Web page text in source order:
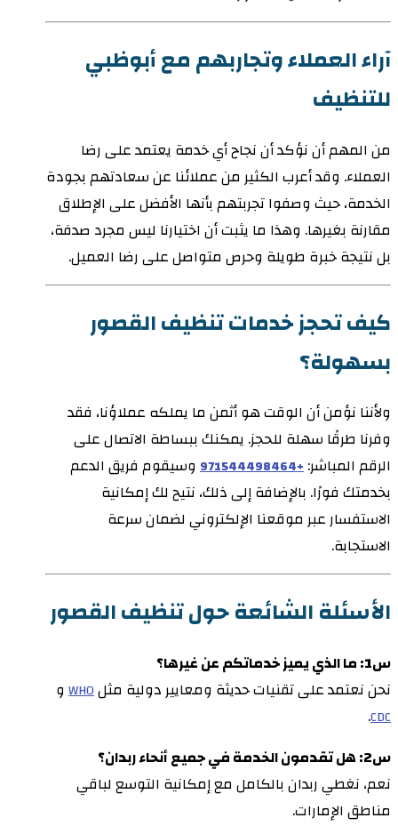
آراء العملاء وتجاربهم مع أبوظبي
للتنظيف
من المهم أن نؤكد أن نجاح أي خدمة يعتمد على رضا
العملاء. وقد أعرب الكثير من عملائنا عن سعادتهم بجودة
الخدمة، حيث وصفوا تجربتهم بأنها الأفضل على الإطلاق
مقارنة بغيرها. وهذا ما يثبت أن اختيارنا ليس مجرد صدفة،
بل نتيجة خبرة طويلة وحرص متواصل على رضا العميل.
كيف تحجز خدمات تنظيف القصور
بسهولة؟
ولأننا نؤمن أن الوقت هو أثمن ما يملكه عملاؤنا، فقد
وفرنا طرقًا سهلة للحجز. يمكنك ببساطة الاتصال على
الرقم المباشر:+971544498464
وسيقوم فريق الدعم
بخدمتك فورًا. بالإضافة إلى ذلك، نتيح لك إمكانية
الاستفسار عبر موقعنا الإلكتروني لضمان سرعة
الاستجابة.
الأسئلة الشائعة حول تنظيف القصور
س1: ما الذي يميز خدماتكم عن غيرها؟
نحن نعتمد على تقنيات حديثة ومعايير دولية مثلWHO و
CDC
.
س2: هل تقدمون الخدمة في جميع أنحاء ربدان؟
نعم، نغطي ربدان بالكامل مع إمكانية التوسع لباقي
مناطق الإمارات.